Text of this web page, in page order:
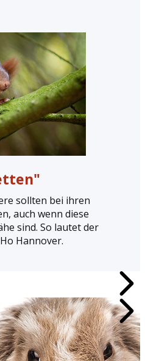
sollten bei ihren
auch wenn diese
sind. So lautet der
Hannover.